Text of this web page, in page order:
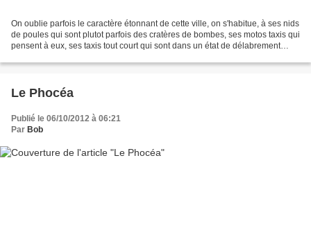
On oublie parfois le caractère étonnant de cette ville, on s'habitue, à ses nids
de poules qui sont plutot parfois des cratères de bombes, ses motos taxis qui
pensent à eux, ses taxis tout court qui sont dans un état de délabrement
Le Phocéa
Publié le 06/10/2012 à 06:21
Par Bob